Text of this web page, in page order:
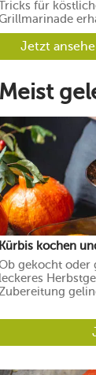
für
in unserem
neusten Beitrag!
Jetzt
Meist
Kürbis kochen
gekocht oder
leckeres